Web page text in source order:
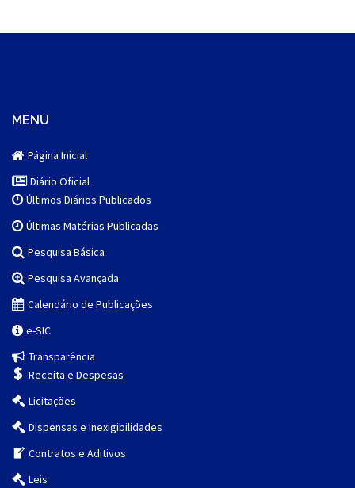
MENU
Página Inicial
Diário Oficial
Últimos Diários Publicados
Últimas Matérias Publicadas
Pesquisa Básica
Pesquisa Avançada
Calendário de Publicações
e-SIC
Transparência
Receita e Despesas
Licitações
Dispensas e Inexigibilidades
Contratos e Aditivos
Leis